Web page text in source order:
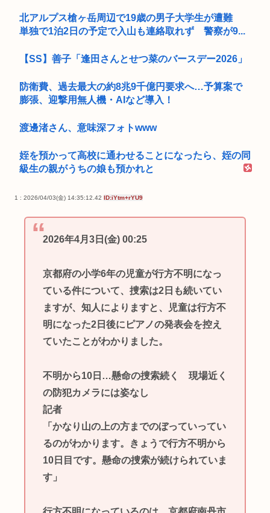
北アルプス槍ヶ岳周辺で19歳の男子大学生が遭難
単独で1泊2日の予定で入山も連絡取れず 警察が9...
【SS】善子「逢田さんとせつ菜のバースデー2026」
防衛費、過去最大の約8兆9千億円要求へ…予算案で
膨張、迎撃用無人機・AIなど導入！
渡邊渚さん、意味深フォトwww
姪を預かって高校に通わせることになったら、姪の同
級生の親がうちの娘も預かれと
1 : 2026/04/03(金) 14:35:12.42 ID:iYtm+rYU9
2026年4月3日(金) 00:25
京都府の小学6年の児童が行方不明になっ
ている件について、捜索は2日も続いてい
ますが、知人によりますと、児童は行方不
明になった2日後にピアノの発表会を控え
ていたことがわかりました。
不明から10日…懸命の捜索続く 現場近く
の防犯カメラには姿なし
記者
「かなり山の上の方までのぼっていってい
るのがわかります。きょうで行方不明から
10日目です。懸命の捜索が続けられていま
す」